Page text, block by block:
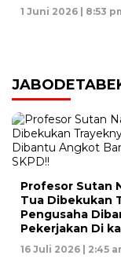
1 Juni 2026 | 8:53
Profesor Sutan
Tua Dibekukan
Pengusaha
Pekerjakan Di
16 Juli 2026 | 2:45